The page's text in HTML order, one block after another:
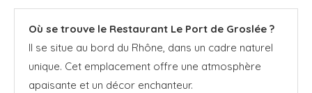
Où se trouve le Restaurant Le Port de Groslée ?
Il se situe au bord du Rhône, dans un cadre naturel
unique. Cet emplacement offre une atmosphère
apaisante et un décor enchanteur.